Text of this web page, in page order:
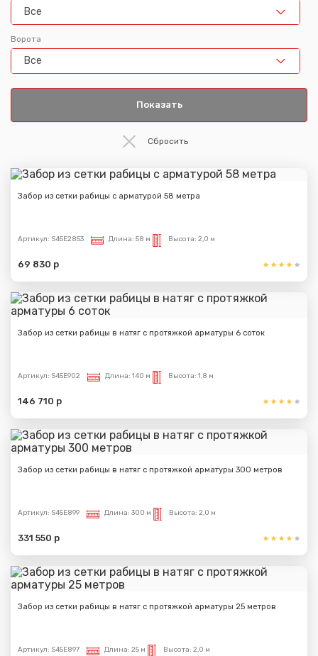
Все
Ворота
Все
Забор из сетки рабицы с арматурой 58 метра
Артикул: S45E2853 Длина: 58 м Высота: 2,0 м
69 830 р
Забор из сетки рабицы в натяг с протяжкой арматуры 6 соток
Артикул: S45E902 Длина: 140 м Высота: 1,8 м
146 710 р
Забор из сетки рабицы в натяг с протяжкой арматуры 300 метров
Артикул: S45E899 Длина: 300 м Высота: 2,0 м
331 550 р
Забор из сетки рабицы в натяг с протяжкой арматуры 25 метров
Артикул: S45E897 Длина: 25 м Высота: 2,0 м